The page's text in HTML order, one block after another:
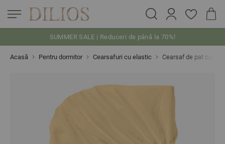
SUMMER SALE | Reduceri de până la 70%!
Acasă Pentru dormitor Cearsafuri cu elastic Cearsaf de pat cu